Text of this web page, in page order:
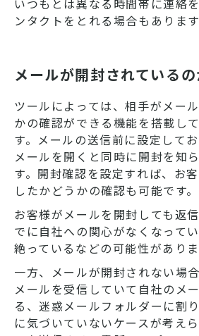
ンタクトをとれる場合もあります
メールが開封されている
ツールによっては、相手がメー
かの確認ができる機能を搭載し
す。メールの送信前に設定して
メールを開くと同時に開封を知
す。開封確認を設定すれば、お
したかどうかの確認も可能です。
お客様がメールを開封しても返
でに自社への関心がなくなって
絶っているなどの可能性がありま
一方、メールが開封されない場
メールを受信していて自社のメ
る、迷惑メールフォルダーに割
に気づいていないケースが考え